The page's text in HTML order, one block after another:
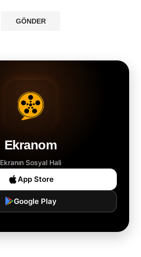
Ekranom
Ekranın Sosyal Hali
App Store
Google Play